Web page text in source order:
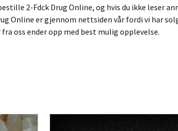
2-Fdck Drug Online, og hvis du ikke leser
Online er gjennom nettsiden vår fordi vi har
oss ender opp med best mulig opplevelse.